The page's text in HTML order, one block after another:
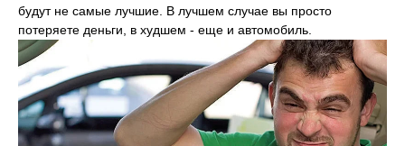
будут не самые лучшие. В лучшем случае вы просто
потеряете деньги, в худшем - еще и автомобиль.